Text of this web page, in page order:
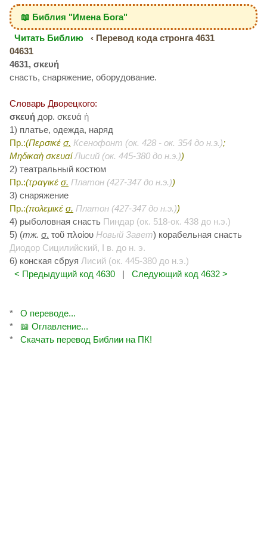
📖 Библия "Имена Бога"
Читать Библию
‹ Перевод кода стронга 4631
04631
4631, σκευή
снасть, снаряжение, оборудование.
Словарь Дворецкого:
σκευή дор. σκευά ἡ
1) платье, одежда, наряд
Пр.:(Περσικέ σ. Ксенофонт (ок. 428 - ок. 354 до н.э.);
Μηδικαὴ σκευαίЛисий (ок. 445-380 до н.э.))
2) театральный костюм
Пр.:(τραγικέ σ. Платон (427-347 до н.э.))
3) снаряжение
Пр.:(πολεμικέ σ. Платон (427-347 до н.э.))
4) рыболовная снасть Пиндар (ок. 518-ок. 438 до н.э.)
5) (тж. σ. τοῦ πλοίου Новый Завет) корабельная снасть
Диодор Сицилийский, I в. до н. э.
6) конская сбруя Лисий (ок. 445-380 до н.э.)
< Предыдущий код 4630
| Следующий код 4632 >
*
О переводе...
*
📖 Оглавление...
*
Скачать перевод Библии на ПК!